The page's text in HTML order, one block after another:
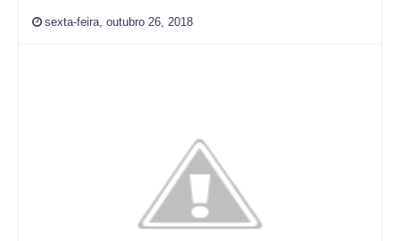
sexta-feira, outubro 26, 2018